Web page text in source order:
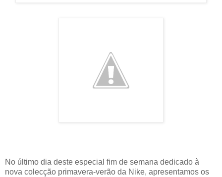
No último dia deste especial fim de semana dedicado à
nova colecção primavera-verão da Nike, apresentamos os